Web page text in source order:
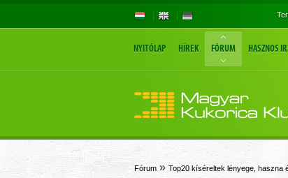
NYITÓLAP HÍREK FÓRUM HASZNOS
Fórum » Top20 kíséreltek lényege, haszna